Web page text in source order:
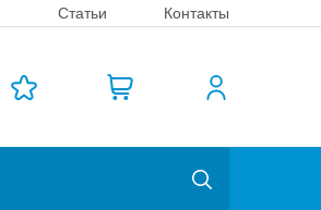
Статьи Контакты